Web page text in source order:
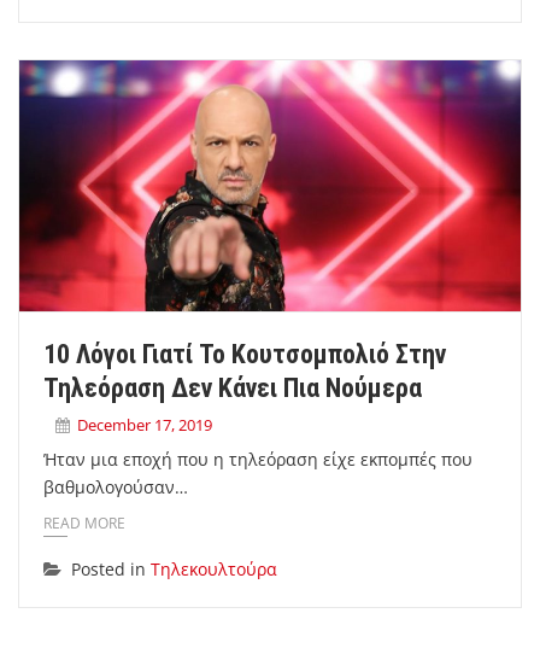
10 Λόγοι Γιατί Το Κουτσομπολιό Στην
Τηλεόραση Δεν Κάνει Πια Νούμερα
December 17, 2019
Ήταν μια εποχή που η τηλεόραση είχε εκπομπές που
βαθμολογούσαν…
READ MORE
Posted in Τηλεκουλτούρα